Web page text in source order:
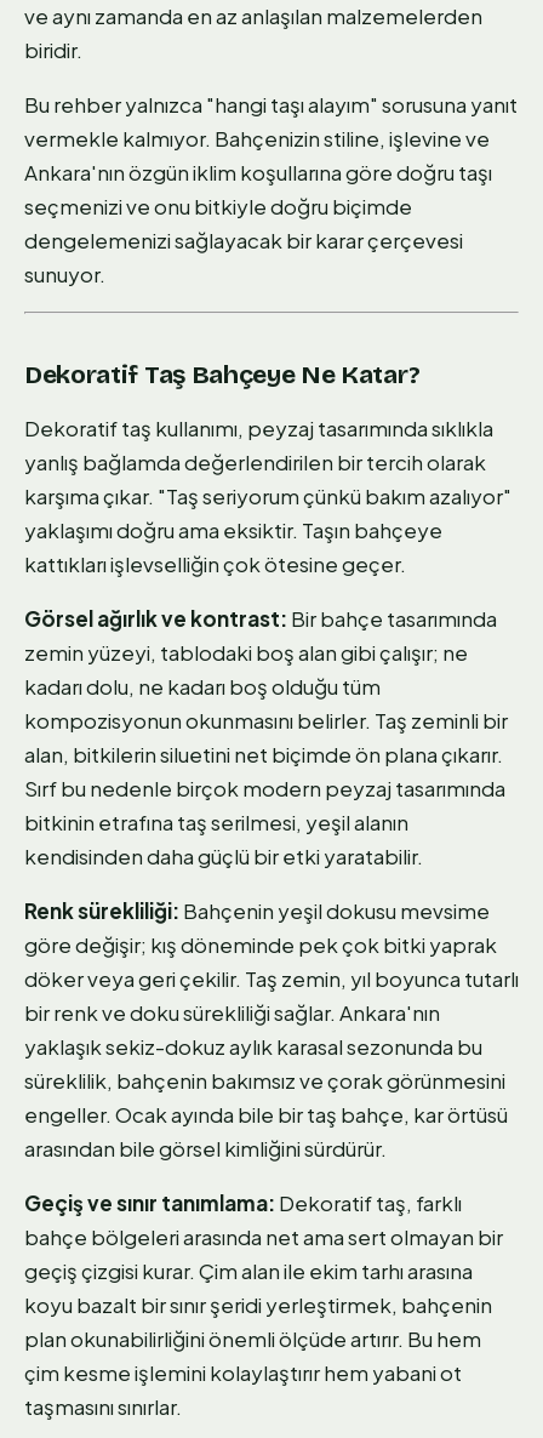
ve aynı zamanda en az anlaşılan malzemelerden
biridir.
Bu rehber yalnızca "hangi taşı alayım" sorusuna yanıt
vermekle kalmıyor. Bahçenizin stiline, işlevine ve
Ankara'nın özgün iklim koşullarına göre doğru taşı
seçmenizi ve onu bitkiyle doğru biçimde
dengelemenizi sağlayacak bir karar çerçevesi
sunuyor.
Dekoratif Taş Bahçeye Ne Katar?
Dekoratif taş kullanımı, peyzaj tasarımında sıklıkla
yanlış bağlamda değerlendirilen bir tercih olarak
karşıma çıkar. "Taş seriyorum çünkü bakım azalıyor"
yaklaşımı doğru ama eksiktir. Taşın bahçeye
kattıkları işlevselliğin çok ötesine geçer.
Görsel ağırlık ve kontrast: Bir bahçe tasarımında
zemin yüzeyi, tablodaki boş alan gibi çalışır; ne
kadarı dolu, ne kadarı boş olduğu tüm
kompozisyonun okunmasını belirler. Taş zeminli bir
alan, bitkilerin siluetini net biçimde ön plana çıkarır.
Sırf bu nedenle birçok modern peyzaj tasarımında
bitkinin etrafına taş serilmesi, yeşil alanın
kendisinden daha güçlü bir etki yaratabilir.
Renk sürekliliği: Bahçenin yeşil dokusu mevsime
göre değişir; kış döneminde pek çok bitki yaprak
döker veya geri çekilir. Taş zemin, yıl boyunca tutarlı
bir renk ve doku sürekliliği sağlar. Ankara'nın
yaklaşık sekiz-dokuz aylık karasal sezonunda bu
süreklilik, bahçenin bakımsız ve çorak görünmesini
engeller. Ocak ayında bile bir taş bahçe, kar örtüsü
arasından bile görsel kimliğini sürdürür.
Geçiş ve sınır tanımlama: Dekoratif taş, farklı
bahçe bölgeleri arasında net ama sert olmayan bir
geçiş çizgisi kurar. Çim alan ile ekim tarhı arasına
koyu bazalt bir sınır şeridi yerleştirmek, bahçenin
plan okunabilirliğini önemli ölçüde artırır. Bu hem
çim kesme işlemini kolaylaştırır hem yabani ot
taşmasını sınırlar.